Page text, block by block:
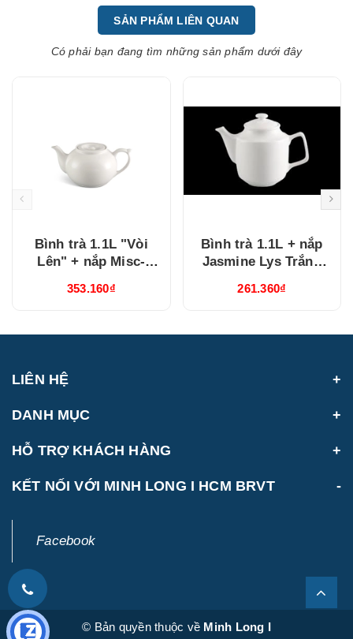
SẢN PHẨM LIÊN QUAN
Có phải bạn đang tìm những sản phẩm dưới đây
Bình trà 1.1L "Vòi
Lên" + nắp Misc-
(011129000)
353.160₫
Bình trà 1.1L + nắp
Jasmine Lys Trắng
261.360₫
LIÊN HỆ
DANH MỤC
HỖ TRỢ KHÁCH HÀNG
KẾT NỐI VỚI MINH LONG I HCM BRVT
Facebook
© Bản quyền thuộc về Minh Long I